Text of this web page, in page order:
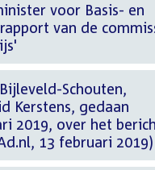
voor Basis- en
van de
Schouten,
Kerstens, gedaan
2019, over het
13 februari 2019)